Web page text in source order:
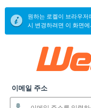
원하는 로켈이 브라우
시 변경하려면 이 화면
이메일 주소